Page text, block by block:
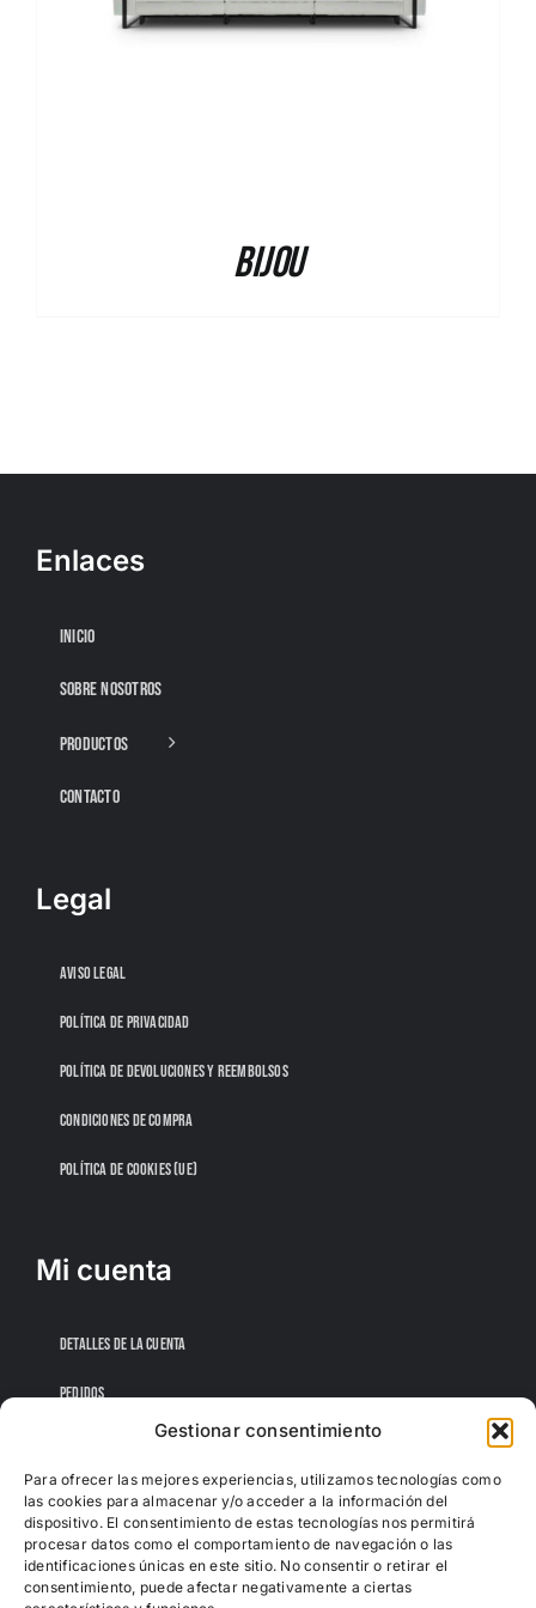
Gestionar consentimiento
Para ofrecer las mejores experiencias, utilizamos tecnologías como
las cookies para almacenar y/o acceder a la información del
dispositivo. El consentimiento de estas tecnologías nos permitirá
procesar datos como el comportamiento de navegación o las
identificaciones únicas en este sitio. No consentir o retirar el
consentimiento, puede afectar negativamente a ciertas
Bijou
Enlaces
INICIO
SOBRE NOSOTROS
PRODUCTOS
CONTACTO
Legal
AVISO LEGAL
POLÍTICA DE PRIVACIDAD
POLÍTICA DE DEVOLUCIONES Y REEMBOLSOS
CONDICIONES DE COMPRA
POLÍTICA DE COOKIES (UE)
Mi cuenta
DETALLES DE LA CUENTA
PEDIDOS
CONTRASEÑA PERDIDA